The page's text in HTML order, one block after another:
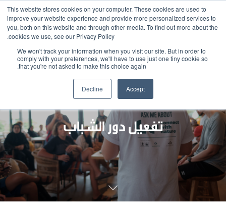
This website stores cookies on your computer. These cookies are used to
improve your website experience and provide more personalized services to
you, both on this website and through other media. To find out more about the
cookies we use, see our Privacy Policy.
We won't track your information when you visit our site. But in order to
comply with your preferences, we'll have to use just one tiny cookie so
that you're not asked to make this choice again.
Accept
Decline
تفعيل دور الشباب